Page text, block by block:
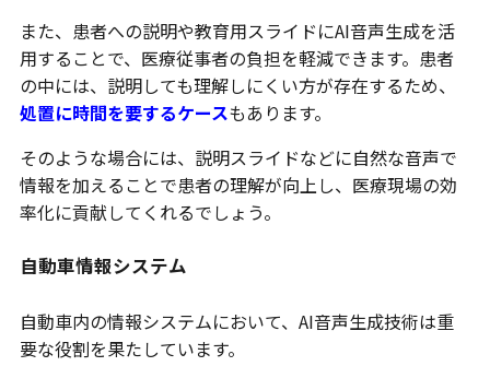
また、患者への説明や教育用スライドにAI音声生成を活
用することで、医療従事者の負担を軽減できます。患者
の中には、説明しても理解しにくい方が存在するため、
処置に時間を要するケースもあります。
そのような場合には、説明スライドなどに自然な音声で
情報を加えることで患者の理解が向上し、医療現場の効
率化に貢献してくれるでしょう。
自動車情報システム
自動車内の情報システムにおいて、AI音声生成技術は重
要な役割を果たしています。